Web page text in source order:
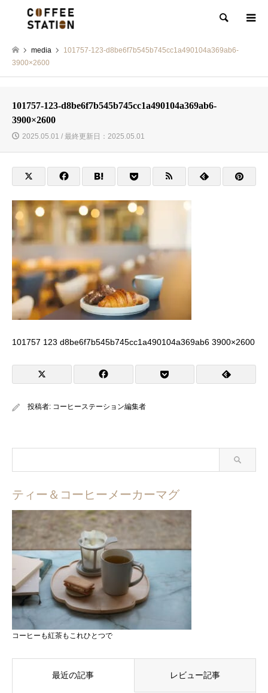
検索
media
101757-123-d8be6f7b545b745cc1a490104a369ab6-
3900×2600
101757-123-d8be6f7b545b745cc1a490104a369ab6-
3900×2600
2025.05.01 / 最終更新日：2025.05.01
101757 123 d8be6f7b545b745cc1a490104a369ab6 3900×2600
投稿者: コーヒーステーション編集者
ティー＆コーヒーメーカーマグ
コーヒーも紅茶もこれひとつで
最近の記事 レビュー記事